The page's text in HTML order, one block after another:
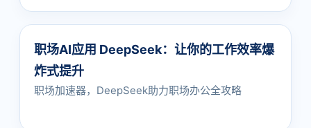
职场AI应用 DeepSeek：让你的工作效率爆
炸式提升
职场加速器，DeepSeek助力职场办公全攻略